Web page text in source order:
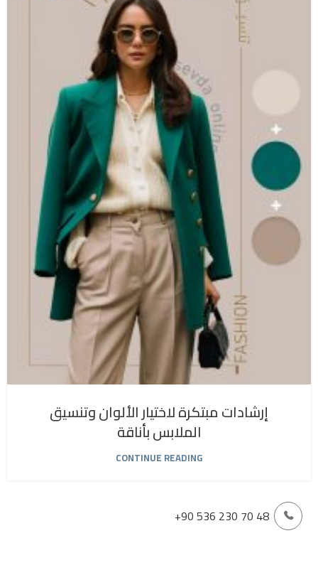
إرشادات مبتكرة لاختيار الألوان وتنسيق
الملابس بأناقة
CONTINUE READING
+90 536 230 70 48